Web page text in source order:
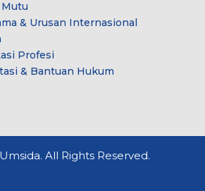
& Urusan Internasional
Profesi
& Bantuan Hukum
All Rights Reserved.